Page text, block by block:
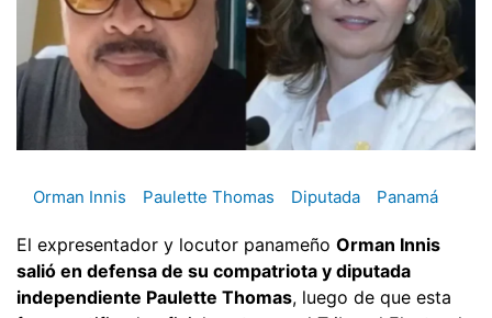
Orman Innis Paulette Thomas Diputada Panamá
El expresentador y locutor panameño Orman Innis
salió en defensa de su compatriota y diputada
independiente Paulette Thomas, luego de que esta